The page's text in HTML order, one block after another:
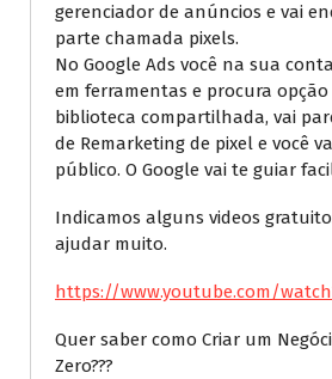
gerenciador de anúncios e vai
parte chamada pixels.
No Google Ads você na sua
em ferramentas e procura
biblioteca compartilhada, vai
de Remarketing de pixel e você
público. O Google vai te guiar
Indicamos alguns videos
ajudar muito.
https://www.youtube.com/
Quer saber como Criar um
Zero???